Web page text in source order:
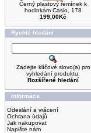
Černý plastový řemínek k
hodinkám Casio, 178
199,00Kč
Rychlé hledání
Zadejte klíčové slovo(a) pro
vyhledání produktu.
Rozšířené hledání
Informace
Odeslání a vrácení
Ochrana údajů
Jak nakupovat
Napište nám